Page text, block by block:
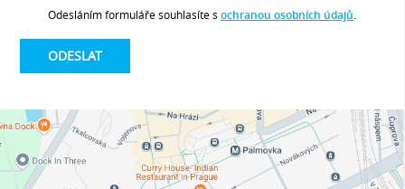
Odesláním formuláře souhlasíte s ochranou osobních údajů